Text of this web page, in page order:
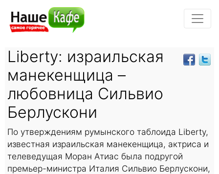
Liberty: израильская
манекенщица –
любовница Сильвио
Берлускони
По утверждениям румынского таблоида Liberty,
известная израильская манекенщица, актриса и
телеведущая Моран Атиас была подругой
премьер-министра Италия Сильвио Берлускони,